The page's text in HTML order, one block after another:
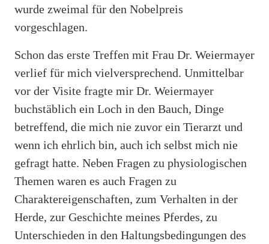
wurde zweimal für den Nobelpreis
vorgeschlagen.
Schon das erste Treffen mit Frau Dr. Weiermayer
verlief für mich vielversprechend. Unmittelbar
vor der Visite fragte mir Dr. Weiermayer
buchstäblich ein Loch in den Bauch, Dinge
betreffend, die mich nie zuvor ein Tierarzt und
wenn ich ehrlich bin, auch ich selbst mich nie
gefragt hatte. Neben Fragen zu physiologischen
Themen waren es auch Fragen zu
Charaktereigenschaften, zum Verhalten in der
Herde, zur Geschichte meines Pferdes, zu
Unterschieden in den Haltungsbedingungen des